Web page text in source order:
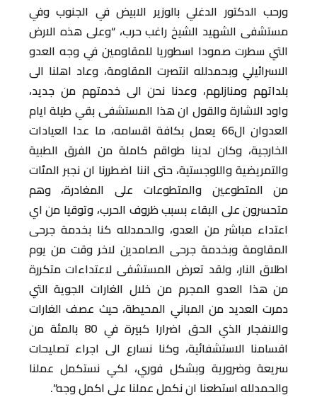
ورحب الدكتور الدغلي بالوزير الابيض في الجنوب وفي
مستشفى الشهيد الشيخ راغب حرب، “وعلى هذه الارض
التي سطرت صمودا اسطوريا للمقاومين في وجه العدو
الاسرائيلي وبحمدلله انتصرت المقاومة، وعاد اهلنا الى
بلداتهم ومنازلهم، وعدنا نحن الى خدمتهم من جديد،
واود الاشارة والقول ان هذا المستشفى بقي طيلة ايام
العدوان ال66 يعمل بكافة اقسامه، ما عدا العيادات
الخارجية، وكان لدينا طواقم كاملة من الفرق الطبية
والتمريضية واللوجستية، حتى اننا اضطررنا ان نجبر المئات
من المتطوعين والمتطوعات على المغادرة، وهم
متحسرون على البقاء بسبب ظروف الحرب، وتوقيا من اي
اعتداء مباشر من العدو، والحمدلله كنا بخدمة جرحى
المقاومة وبخدمة جرحى الصامدين لاخر وقت من يوم
اطلاق النار، ولقد تعرض المستشفى لاعتداءات متكررة
من هذا العدو المجرم من خلال الغارات الجوية التي
دمرت العديد من المباني المحيطة، حيث عصف الغارات
والانفجار الذي الحق اضرارا كبيرة في 80 بالمئة من
اقسامنا الاستشفائية، وكنا نسارع الى اجراء تصليحات
سريعة وضرورية وبشكل فوري، لكي نستكمل عملنا
والحمدلله استطعنا ان نكمل عملنا على اكمل وجه”.